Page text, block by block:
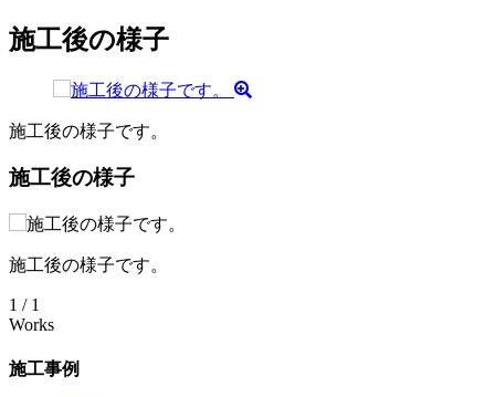
施工後の様子
施工後の様子です。
施工後の様子
施工後の様子です。
1 / 1
Works
施工事例